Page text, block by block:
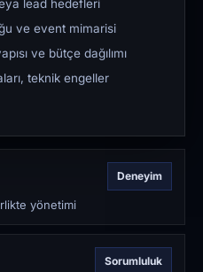
lead hedefleri
ve event mimarisi
ve bütçe dağılımı
teknik engeller
Deneyim
yönetimi
Sorumluluk